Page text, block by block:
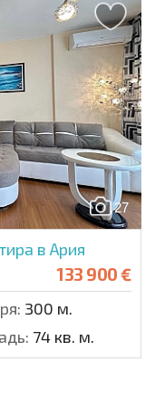
27
в Ария
133 900 €
300 м.
74 кв. м.